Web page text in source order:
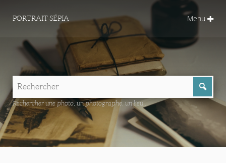
PORTRAIT SÉPIA Menu
Rechercher une photo, un photographe, un lieu...